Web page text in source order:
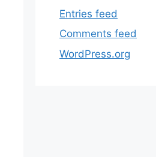
Entries feed
Comments feed
WordPress.org